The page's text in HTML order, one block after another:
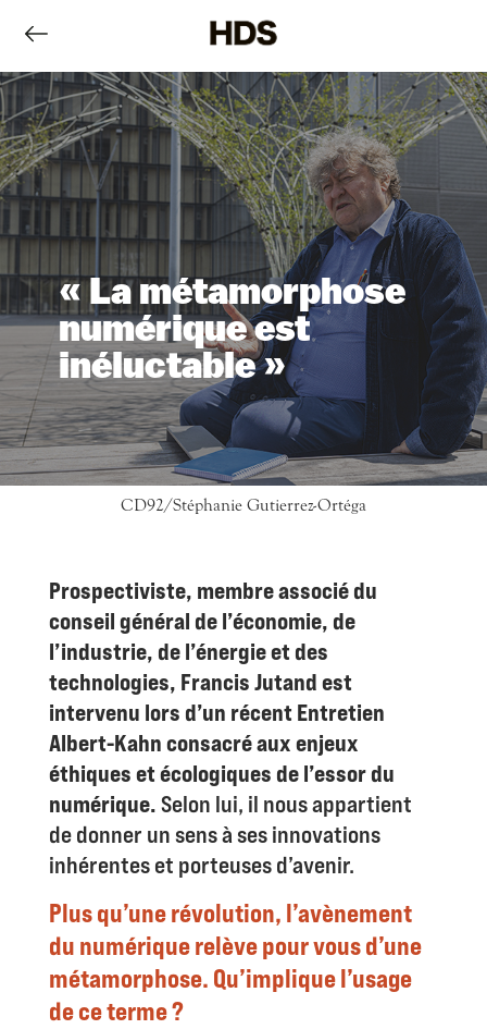
« La métamorphose
numérique est
inéluctable »
CD92/Stéphanie Gutierrez-Ortéga
Prospectiviste, membre associé du
conseil général de l’économie, de
l’industrie, de l’énergie et des
technologies, Francis Jutand est
intervenu lors d’un récent Entretien
Albert-Kahn consacré aux enjeux
éthiques et écologiques de l’essor du
numérique.Selon lui, il nous appartient
de donner un sens à ses innovations
inhérentes et porteuses d’avenir.
Plus qu’une révolution, l’avènement
du numérique relève pour vous d’une
métamorphose. Qu’implique l’usage
de ce terme ?